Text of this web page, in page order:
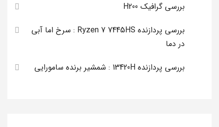
بررسی گرافیک H200
بررسی پردازنده Ryzen 7 7445HS : سرخ اما آبی
در دما
بررسی پردازنده 13420H : شمشیر برنده سامورایی